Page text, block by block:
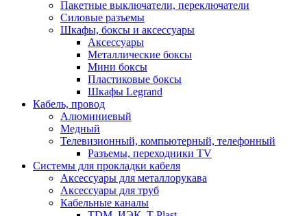
Пакетные выключатели, переключатели
Силовые разъемы
Шкафы, боксы и аксессуары
Аксессуары
Металлические боксы
Мини боксы
Пластиковые боксы
Шкафы Legrand
Кабель, провод
Алюминиевый
Медный
Телевизионный, компьютерный, телефонный
Разъемы, переходники TV
Системы для прокладки кабеля
Аксессуары для металлорукава
Аксессуары для труб
Кабельные каналы